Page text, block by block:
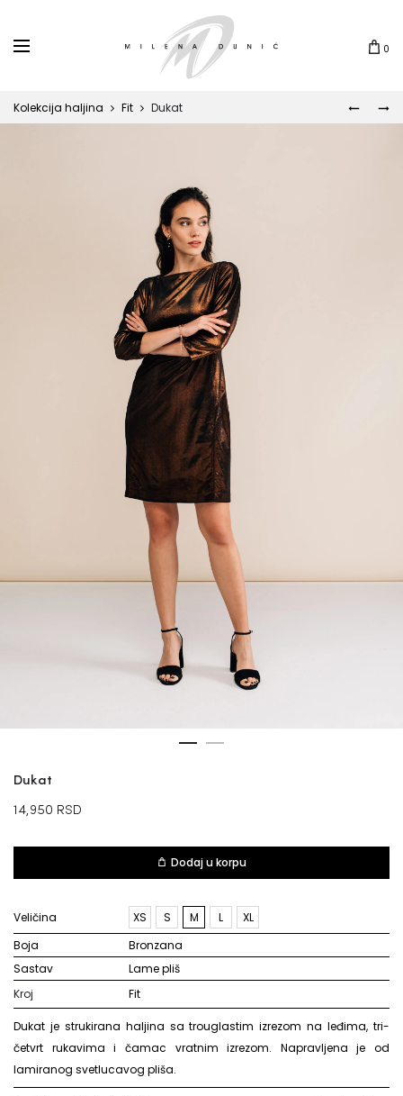
0
ZIRA
Kolekcija haljina Fit Dukat
Dukat
14,950 RSD
Dodaj u korpu
Veličina XS S M L
XL
Boja
bronzana
Sastav
lame pliš
Kroj
Fit
Dukat je strukirana haljina sa trouglastim izrezom na leđima, tri-
četvrt rukavima i čamac vratnim izrezom. Napravljena je od
lamiranog svetlucavog pliša.